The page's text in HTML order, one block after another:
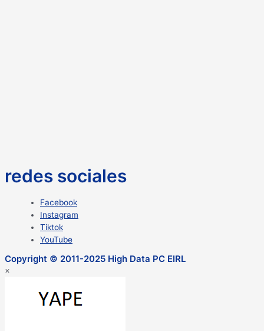
redes sociales
Facebook
Instagram
Tiktok
YouTube
Copyright © 2011-2025 High Data PC EIRL
×